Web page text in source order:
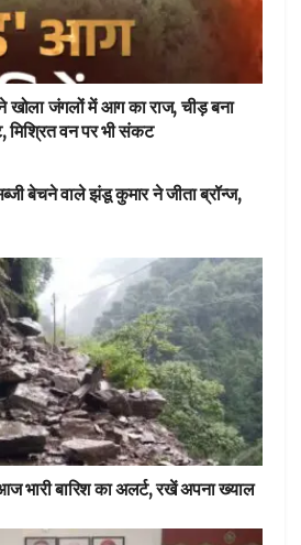
खोला जंगलों में आग का राज, चीड़ बना
मिश्रित वन पर भी संकट
बेचने वाले झंडू कुमार ने जीता ब्रॉन्ज,
भारी बारिश का अलर्ट, रखें अपना ख्याल